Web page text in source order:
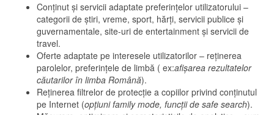
Conținut și servicii adaptate preferințelor utilizatorului –
categorii de știri, vreme, sport, hărți, servicii publice și
guvernamentale, site-uri de entertainment și servicii de
travel.
Oferte adaptate pe interesele utilizatorilor – reținerea
parolelor, preferințele de limbă ( ex:afișarea rezultatelor
căutarilor în limba Română).
Reținerea filtrelor de protecție a copiilor privind conținutul
pe Internet (opțiuni family mode, funcții de safe search).